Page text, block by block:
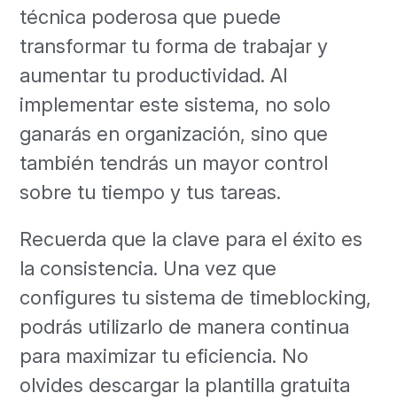
técnica poderosa que puede
transformar tu forma de trabajar y
aumentar tu productividad. Al
implementar este sistema, no solo
ganarás en organización, sino que
también tendrás un mayor control
sobre tu tiempo y tus tareas.
Recuerda que la clave para el éxito es
la consistencia. Una vez que
configures tu sistema de timeblocking,
podrás utilizarlo de manera continua
para maximizar tu eficiencia. No
olvides descargar la plantilla gratuita